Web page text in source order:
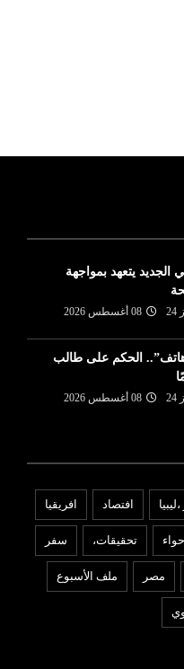
الجديد يتعهد بمواجهة
08 أغسطس 2026
الحكم على طالب
08 أغسطس 2026
افتصاد افريقيا
تحقيقات، سفر
مصر ملف الأسبوع